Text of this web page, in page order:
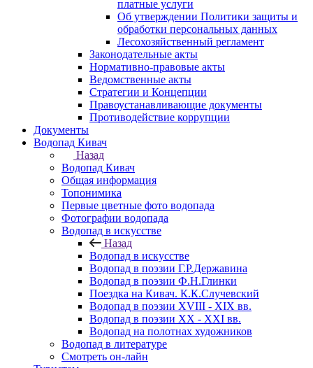
платные услуги
Об утверждении Политики защиты и
обработки персональных данных
Лесохозяйственный регламент
Законодательные акты
Нормативно-правовые акты
Ведомственные акты
Стратегии и Концепции
Правоустанавливающие документы
Противодействие коррупции
Документы
Водопад Кивач
Назад
Водопад Кивач
Общая информация
Топонимика
Первые цветные фото водопада
Фотографии водопада
Водопад в искусстве
Назад
Водопад в искусстве
Водопад в поэзии Г.Р.Державина
Водопад в поэзии Ф.Н.Глинки
Поездка на Кивач. К.К.Случевский
Водопад в поэзии XVIII - XIX вв.
Водопад в поэзии XX - XXI вв.
Водопад на полотнах художников
Водопад в литературе
Смотреть он-лайн